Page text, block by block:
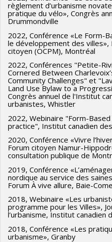
règlement d’urbanisme
pratique du vélo», Congrès
Drummondville
2022, Conférence «Le Form-
le développement des villes»,
citoyen (OCPM), Montréal
2022, Conférences "Petite-
Cornered Between
Community Challenges" et
Land Use Bylaw to a
Congrès annuel de l'Institut
urbanistes, Whistler
2022, Webinaire "Form-
practice", Institut canadien
2020, Conférence «Vivre
Forum citoyen Namur-
consultation publique de
2019, Conférence
nordique au service des
Forum À vive allure, Baie-
2018, Webinaire «Les
programme pour les Villes»,
l’urbanisme, Institut canadien
2018, Conférence «Les
urbanisme», Granby